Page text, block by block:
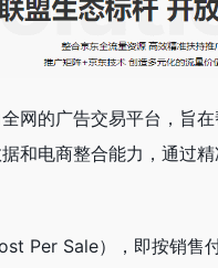
网的广告交易平台，旨
和电商整合能力，通过
Per Sale），即按销售